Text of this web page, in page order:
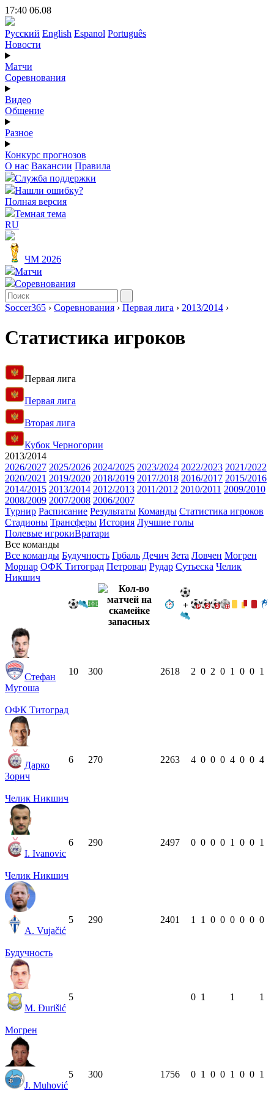
17:40 06.08
Русский English Espanol Português
Новости
Матчи
Соревнования
Видео
Общение
Разное
Конкурс прогнозов
О нас Вакансии Правила
Служба поддержки
Нашли ошибку?
Полная версия
Темная тема
RU
ЧМ 2026
Матчи
Соревнования
Soccer365 › Соревнования › Первая лига › 2013/2014 ›
Статистика игроков
Первая лига
Первая лига
Вторая лига
Кубок Черногории
2013/2014
2026/2027 2025/2026 2024/2025 2023/2024 2022/2023 2021/2022
2020/2021 2019/2020 2018/2019 2017/2018 2016/2017 2015/2016
2014/2015 2013/2014 2012/2013 2011/2012 2010/2011 2009/2010
2008/2009 2007/2008 2006/2007
Турнир Расписание Результаты Команды Статистика игроков
Стадионы Трансферы История Лучшие голы
Полевые игрокиВратари
Все команды
Все команды Будучность Грбаль Дечич Зета Ловчен Могрен
Морнар ОФК Титоград Петровац Рудар Сутьеска Челик
Никшич
+
Стефан
Мугоша
ОФК Титоград
10 300 2618 2 0 2 0 1 0 0 1
Дарко
Зорич
Челик Никшич
6 270 2263 4 0 0 0 4 0 0 4
I. Ivanovic
Челик Никшич
6 290 2497 0 0 0 0 1 0 0 1
A. Vujačić
Будучность
5 290 2401 1 1 0 0 0 0 0 0
M. Đurišić
Могрен
5 0 1 1 1
J. Muhović
5 300 1756 0 1 0 0 1 0 0 1